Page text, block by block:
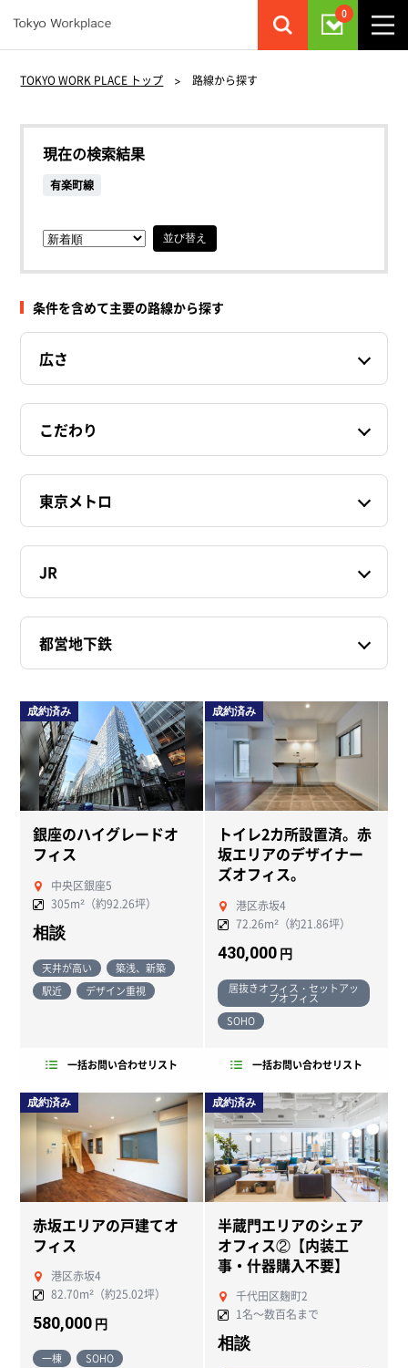
0
TOKYO WORK PLACE トップ >路線から探す
現在の検索結果
有楽町線
並び替え
条件を含めて主要の路線から探す
広さ
こだわり
東京メトロ
JR
都営地下鉄
成約済み
銀座のハイグレードオ
フィス
中央区銀座5
305m²（約92.26坪）
相談
天井が高い
築浅、新築
駅近
デザイン重視
一括お問い合わせリスト
成約済み
トイレ2カ所設置済。赤
坂エリアのデザイナー
ズオフィス。
港区赤坂4
72.26m²（約21.86坪）
430,000 円
居抜きオフィス・セットアッ
プオフィス
SOHO
一括お問い合わせリスト
成約済み
赤坂エリアの戸建てオ
フィス
港区赤坂4
82.70m²（約25.02坪）
580,000 円
一棟 SOHO
成約済み
半蔵門エリアのシェア
オフィス②【内装工
事・什器購入不要】
千代田区麹町2
1名～数百名まで
相談